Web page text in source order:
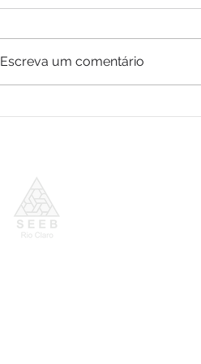
Escreva um comentário